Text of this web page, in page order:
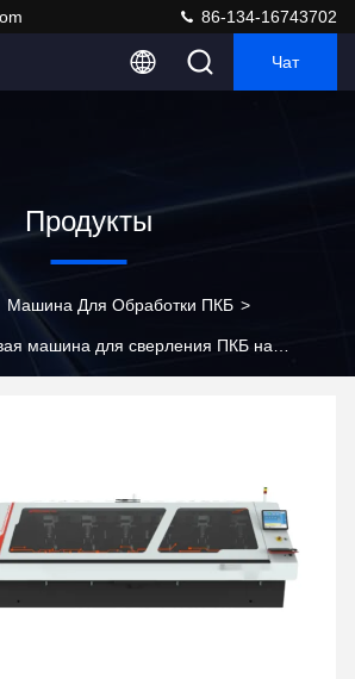
86-134-16743702
Чат
Продукты
Машина Для Обработки ПКБ >
машина для сверления ПКБ на